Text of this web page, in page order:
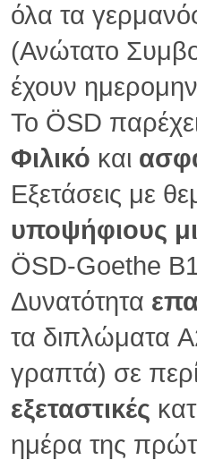
όλα τα
(Ανώτατο
έχουν
Το ÖSD
Φιλικό και
Εξετάσεις με
υποψήφιους
ÖSD-Goethe
Δυνατότητα
τα διπλώματα
γραπτά) σε
εξεταστικές
ημέρα της